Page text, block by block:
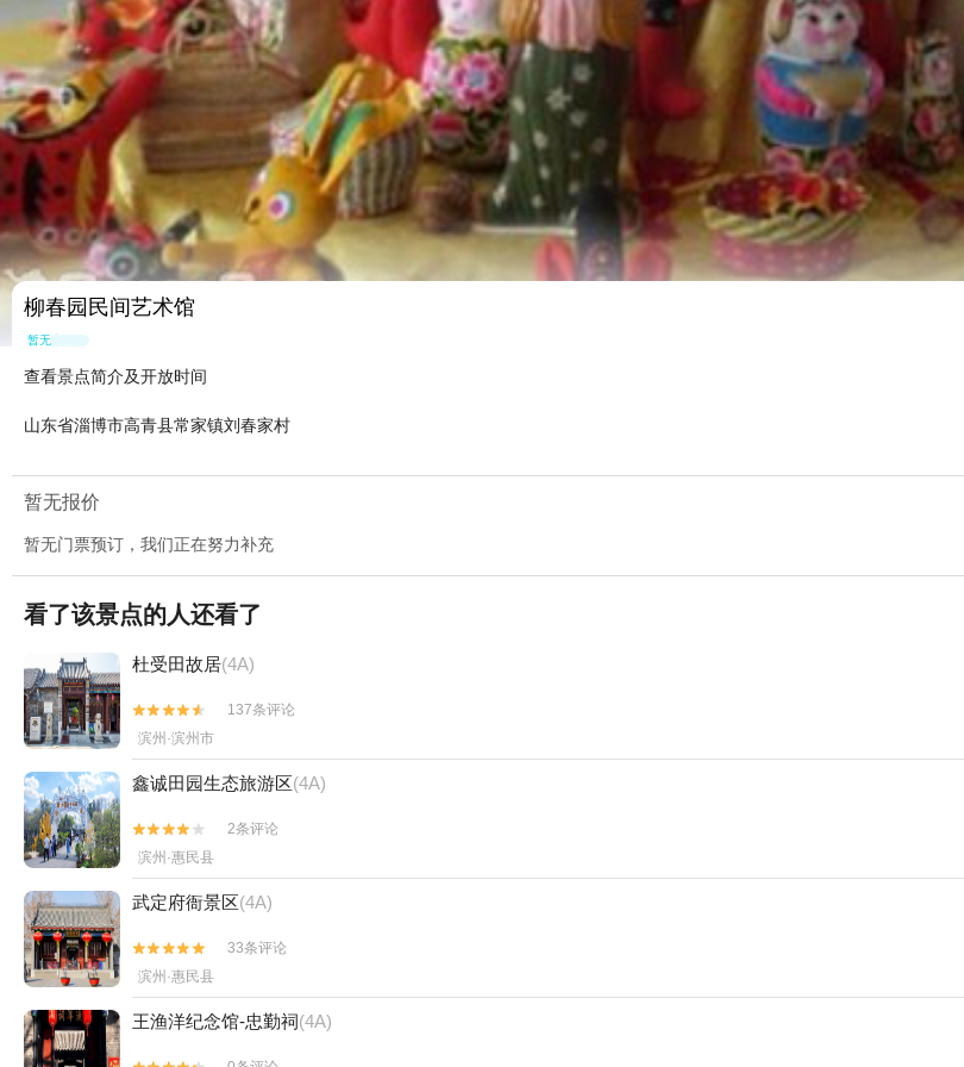
柳春园民间艺术馆
暂无点评
查看景点简介及开放时间
山东省淄博市高青县常家镇刘春家村
暂无报价
暂无门票预订，我们正在努力补充
看了该景点的人还看了
杜受田故居(4A)


137条评论
滨州·滨州市
鑫诚田园生态旅游区(4A)


2条评论
滨州·惠民县
武定府衙景区(4A)


33条评论
滨州·惠民县
王渔洋纪念馆-忠勤祠(4A)